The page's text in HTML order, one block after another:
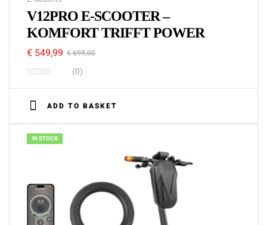
V12PRO E-SCOOTER –
KOMFORT TRIFFT POWER
€699,00
€ 549,99
(0)
ADD TO BASKET
IN STOCK